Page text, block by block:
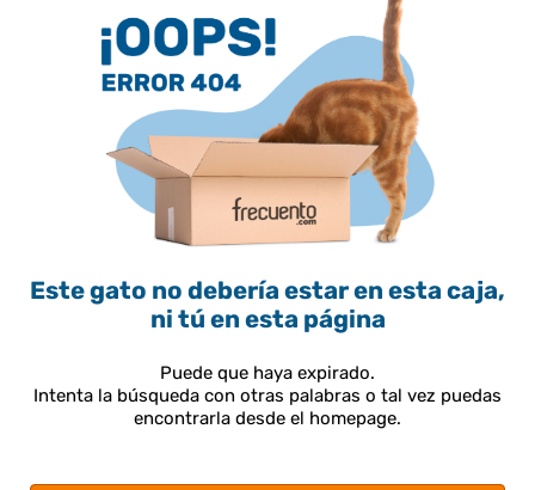
Este gato no debería estar en esta caja,
ni tú en esta página
Puede que haya expirado.
Intenta la búsqueda con otras palabras o tal vez puedas
encontrarla desde el homepage.